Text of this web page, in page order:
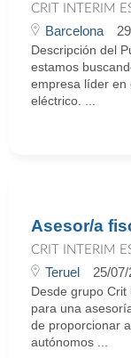
CRIT INTERIM
Barcelona
Descripción del
estamos
empresa líder en
eléctrico. ...
Asesor/a
CRIT INTERIM
Teruel 25/
Desde grupo
para una
de proporcionar
autónomos ...